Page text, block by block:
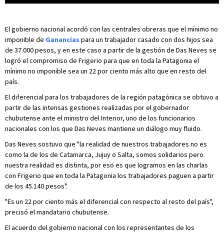
El gobierno nacional acordó con las centrales obreras que el mínimo no
imponible de Ganancias para un trabajador casado con dos hijos sea
de 37.000 pesos, y en este caso a partir de la gestión de Das Neves se
logró el compromiso de Frigerio para que en toda la Patagonia el
mínimo no imponible sea un 22 por ciento más alto que en resto del
país.
El diferencial para los trabajadores de la región patagónica se obtuvo a
partir de las intensas gestiones realizadas por el gobernador
chubutense ante el ministro del Interior, uno de los funcionarios
nacionales con los que Das Neves mantiene un diálogo muy fluido.
Das Neves sostuvo que "la realidad de nuestros trabajadores no es
como la de los de Catamarca, Jujuy o Salta, somos solidarios pero
nuestra realidad es distinta, por eso es que logramos en las charlas
con Frigerio que en toda la Patagonia los trabajadores paguen a partir
de los 45.140 pesos".
"Es un 22 por ciento más el diferencial con respecto al resto del país",
precisó el mandatario chubutense.
El acuerdo del gobierno nacional con los representantes de los